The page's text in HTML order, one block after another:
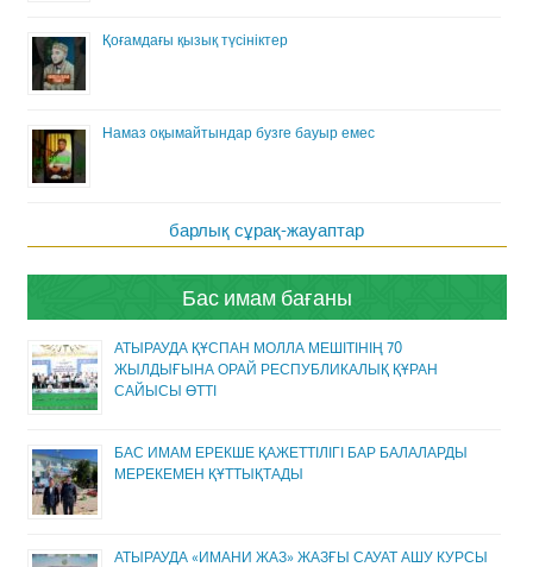
Қоғамдағы қызық түсініктер
Намаз оқымайтындар бузге бауыр емес
барлық сұрақ-жауаптар
Бас имам бағаны
АТЫРАУДА ҚҰСПАН МОЛЛА МЕШІТІНІҢ 70
ЖЫЛДЫҒЫНА ОРАЙ РЕСПУБЛИКАЛЫҚ ҚҰРАН
САЙЫСЫ ӨТТІ
БАС ИМАМ ЕРЕКШЕ ҚАЖЕТТІЛІГІ БАР БАЛАЛАРДЫ
МЕРЕКЕМЕН ҚҰТТЫҚТАДЫ
АТЫРАУДА «ИМАНИ ЖАЗ» ЖАЗҒЫ САУАТ АШУ КУРСЫ